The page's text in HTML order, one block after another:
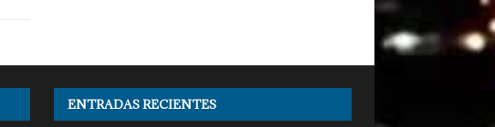
ENTRADAS RECIENTES